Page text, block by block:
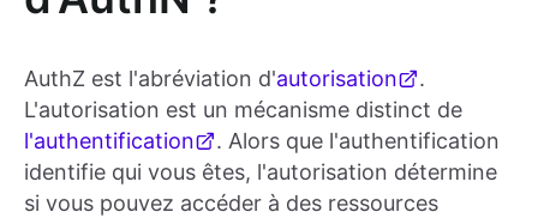
AuthZ est l'abréviation d'autorisation
.
L'autorisation est un mécanisme distinct de
l'authentification
. Alors que l'authentification
identifie qui vous êtes, l'autorisation détermine
si vous pouvez accéder à des ressources